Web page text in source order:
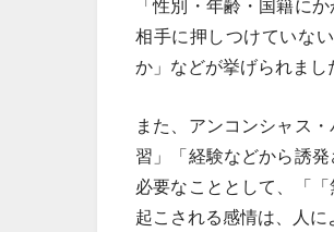
「性別・年齢・国籍に
相手に押しつけていな
か」などが挙げられまし
また、アンコンシャス
習」「経験などから誘
必要なこととして、「
起こされる感情は、人に